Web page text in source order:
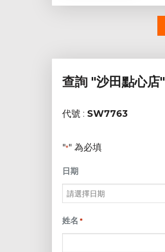
查詢 "沙田點心店"
代號 : SW7763
"*" 為必填
日期
MM
slash
姓名 *